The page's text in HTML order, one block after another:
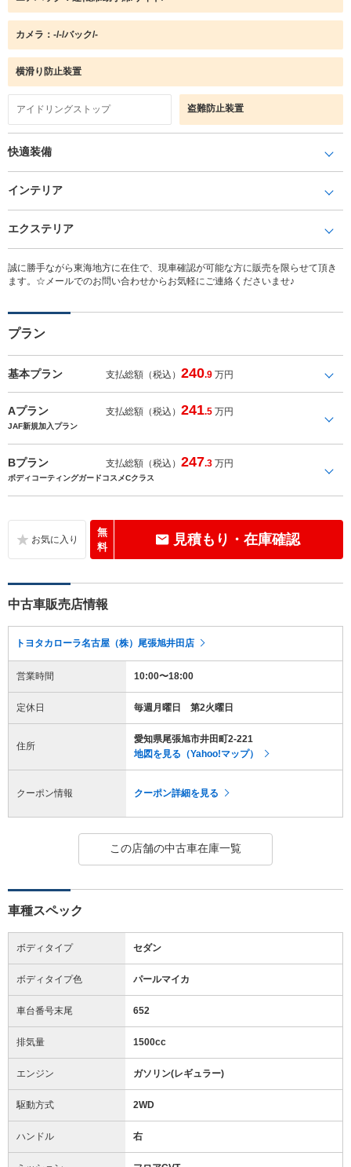
カメラ：-/-/バック/-
横滑り防止装置
アイドリングストップ 盗難防止装置
快適装備
インテリア
エクステリア
誠に勝手ながら東海地方に在住で、現車確認が可能な方に販売を限らせて頂き
ます。☆メールでのお問い合わせからお気軽にご連絡くださいませ♪
プラン
基本プラン 支払総額（税込）240.9 万円
Aプラン 支払総額（税込）241.5 万円
JAF新規加入プラン
Bプラン 支払総額（税込）247.3 万円
ボディコーティングガードコスメCクラス
無
料
見積もり・在庫確認
中古車販売店情報
トヨタカローラ名古屋（株）尾張旭井田店
営業時間 10:00〜18:00
定休日 毎週月曜日 第2火曜日
住所
愛知県尾張旭市井田町2-221
地図を見る（Yahoo!マップ）
クーポン情報 クーポン詳細を見る
この店舗の中古車在庫一覧
車種スペック
ボディタイプ セダン
ボディタイプ色 パールマイカ
車台番号末尾 652
排気量 1500cc
エンジン ガソリン(レギュラー)
駆動方式 2WD
ハンドル 右